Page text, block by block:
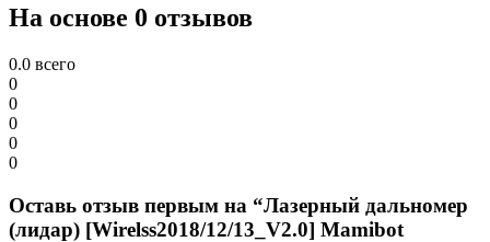
На основе 0 отзывов
0.0 всего
0
0
0
0
0
Оставь отзыв первым на “Лазерный дальномер
(лидар) [Wirelss2018/12/13_V2.0] Mamibot